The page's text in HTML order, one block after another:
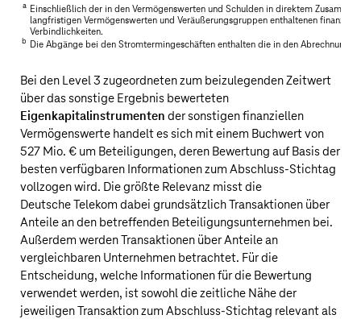
a Einschließlich der in den Vermögenswerten und Schulden in direktem
langfristigen Vermögenswerten und Veräußerungsgruppen enthaltenen
Verbindlichkeiten.
b Die Abgänge bei den Stromtermingeschäften enthalten die in den
Bei den Level 3 zugeordneten zum beizulegenden Zeitwert
über das sonstige Ergebnis bewerteten
Eigenkapitalinstrumenten der sonstigen finanziellen
Vermögenswerte handelt es sich mit einem Buchwert von
527 Mio. € um Beteiligungen, deren Bewertung auf Basis der
besten verfügbaren Informationen zum Abschluss-Stichtag
vollzogen wird. Die größte Relevanz misst die
Deutsche Telekom dabei grundsätzlich Transaktionen über
Anteile an den betreffenden Beteiligungsunternehmen bei.
Außerdem werden Transaktionen über Anteile an
vergleichbaren Unternehmen betrachtet. Für die
Entscheidung, welche Informationen für die Bewertung
verwendet werden, ist sowohl die zeitliche Nähe der
jeweiligen Transaktion zum Abschluss-Stichtag relevant als